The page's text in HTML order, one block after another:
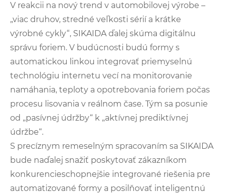
V reakcii na nový trend v automobilovej výrobe –
„viac druhov, stredné veľkosti sérií a krátke
výrobné cykly“, SIKAIDA ďalej skúma digitálnu
správu foriem. V budúcnosti budú formy s
automatickou linkou integrovať priemyselnú
technológiu internetu vecí na monitorovanie
namáhania, teploty a opotrebovania foriem počas
procesu lisovania v reálnom čase. Tým sa posunie
od „pasívnej údržby“ k „aktívnej prediktívnej
údržbe“.
S precíznym remeselným spracovaním sa SIKAIDA
bude naďalej snažiť poskytovať zákazníkom
konkurencieschopnejšie integrované riešenia pre
automatizované formy a posilňovať inteligentnú